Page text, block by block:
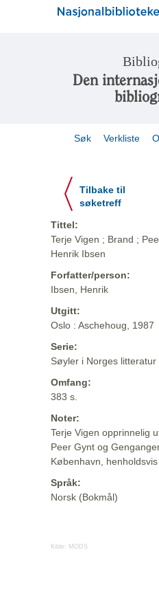
Den
Søk Verkliste
Tilbake til
søketreff
Tittel:
Terje Vigen ; Brand ;
Henrik Ibsen
Forfatter/person:
Ibsen, Henrik
Utgitt:
Oslo : Aschehoug, 1987
Serie:
Søyler i Norges litteratur
Omfang:
383 s.
Noter:
Terje Vigen opprinnelig
Peer Gynt og
København,
Språk:
Norsk (Bokmål)
Kilde: MODS